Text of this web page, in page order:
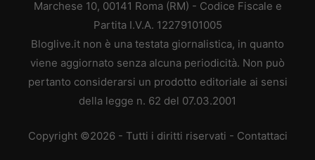
Marchese 10, 00141 Roma (RM) - Codice Fiscale e
Partita I.V.A. 12279101005
Bloglive.it non è una testata giornalistica, in quanto
viene aggiornato senza alcuna periodicità. Non può
pertanto considerarsi un prodotto editoriale ai sensi
della legge n. 62 del 07.03.2001
Copyright ©2026 - Tutti i diritti riservati - Contattaci